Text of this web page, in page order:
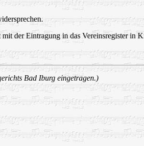
der Eintragung in das Vereinsregister in
Bad Iburg eingetragen.)